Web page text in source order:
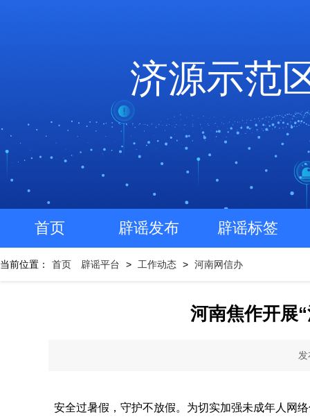
济源示范
首页 辟谣发布 辟谣标签
当前位置： 首页 辟谣平台 > 工作动态 > 河南网信办
河南焦作开展
安全过暑假，守护不放假。为切实加强未成年人网